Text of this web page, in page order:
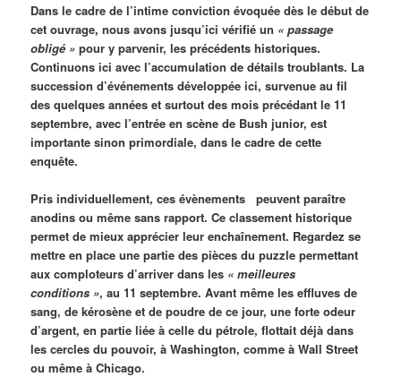
Dans le cadre de l’intime conviction évoquée dès le début de
cet ouvrage, nous avons jusqu’ici vérifié un «passage
obligé » pour y parvenir, les précédents historiques.
Continuons ici avec l’accumulation de détails troublants. La
succession d’événements développée ici, survenue au fil
des quelques années et surtout des mois précédant le 11
septembre, avec l’entrée en scène de Bush junior, est
importante sinon primordiale, dans le cadre de cette
enquête.
Pris individuellement, ces évènements peuvent paraître
anodins ou même sans rapport. Ce classement historique
permet de mieux apprécier leur enchaînement. Regardez se
mettre en place une partie des pièces du puzzle permettant
aux comploteurs d’arriver dans les « meilleures
conditions », au 11 septembre. Avant même les effluves de
sang, de kérosène et de poudre de ce jour, une forte odeur
d’argent, en partie liée à celle du pétrole, flottait déjà dans
les cercles du pouvoir, à Washington, comme à Wall Street
ou même à Chicago.